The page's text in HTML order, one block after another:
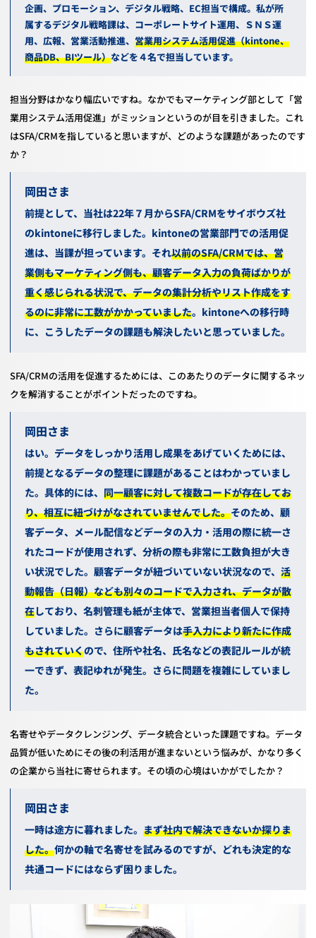
企画、プロモーション、デジタル戦略、 EC担当で構成。私が所
属するデジタル戦略課は、コーポレートサイト運用、ＳＮＳ運
用、広報、営業活動推進、 営業用システム活用促進（kintone、
商品DB、BIツール）などを４名で担当しています。
担当分野はかなり幅広いですね。なかでもマーケティング部として「営
業用システム活用促進」がミッションというのが目を引きました。これ
はSFA/CRMを指していると思いますが、どのような課題があったのです
か？
岡田
前提として、当社は22年７月からSFA/CRMをサイボウズ社
のkintoneに移行しました。 kintoneの営業部門での活用促
進は、当課が担っています。それ以前のSFA/CRMでは、営
業側もマーケティング側も、顧客データ入力の負荷ばかりが
重く感じられる状況で、データの集計分析やリスト作成をす
るのに非常に工数がかかっていました。 kintoneへの移行時
に、こうしたデータの課題も解決したいと思っていました。
SFA/CRMの活用を促進するためには、このあたりのデータに関するネッ
クを解消することがポイントだったのですね。
岡田
はい。データをしっかり活用し成果をあげていくためには、
前提となるデータの整理に課題があることはわかっていまし
た。具体的には、 同一顧客に対して複数コードが存在してお
り、相互に紐づけがなされていませんでした。そのため、顧
客データ、メール配信などデータの入力・活用の際に統一さ
れたコードが使用されず、 分析の際も非常に工数負担が大き
い状況でした。 顧客データが紐づいていない状況なので、 活
動報告（日報）なども別々のコードで入力され、データが散
在しており、名刺管理も紙が主体で、営業担当者個人で保持
していました。さらに顧客データは手入力により新たに作成
もされていくので、住所や社名、氏名などの表記ルールが統
一できず、表記ゆれが発生。さらに問題を複雑にしていまし
た。
名寄せやデータクレンジング、データ統合といった課題ですね。データ
品質が低いためにその後の利活用が進まないという悩みが、かなり多く
の企業から当社に寄せられます。その頃の心境はいかがでしたか？
岡田
一時は途方に暮れました。 まず社内で解決できないか探りま
した。何かの軸で名寄せを試みるのですが、どれも決定的な
共通コードにはならず困りました。